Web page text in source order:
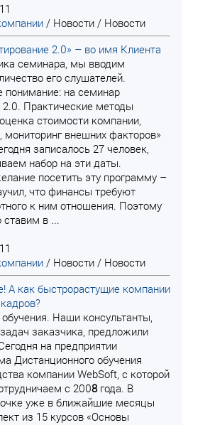
/ Новости / Новости
2.0» – во имя Клиента
семинара, мы вводим
его слушателей.
на семинар
Практические методы
стоимости компании,
внешних факторов»
записалось 27 человек,
набор на эти даты.
посетить эту программу –
что финансы требуют
к ним отношения. Поэтому
в ...
/ Новости / Новости
А как быстрорастущие компании
Наши консультанты,
заказчика, предложили
на предприятии
Дистанционного обучения
компании WebSoft, с которой
с 2008года. В
уже в ближайшие месяцы
из 15 курсов «Основы